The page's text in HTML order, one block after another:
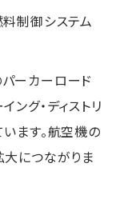
制御システム
ーカーロード
ング・ディストリ
ます。航空機の
につながりま